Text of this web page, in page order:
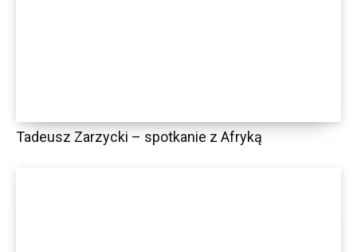
Tadeusz Zarzycki – spotkanie z Afryką